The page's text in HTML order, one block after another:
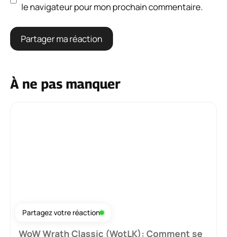
le navigateur pour mon prochain commentaire.
À ne pas manquer
WoW Wrath Classic (WotLK): Comment se
Partagez votre réaction